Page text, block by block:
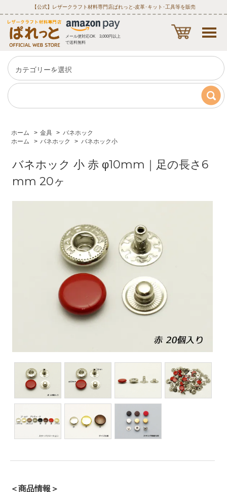
【公式】レザークラフト材料専門店ぱれっと‐皮革･キット･工具等を販売
メール便対応OK 3,000円以上
で送料無料
ホーム > 金具 > バネホック
ホーム
> バネホック > バネホック小
バネホック 小 赤 φ10mm｜足の長さ6
mm 20ヶ
＜商品情報＞